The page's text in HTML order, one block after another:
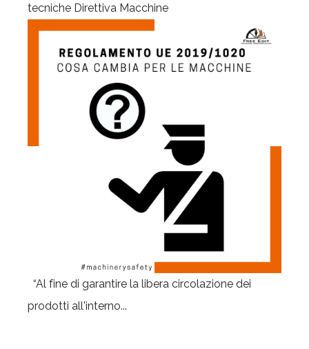
tecniche Direttiva Macchine
“Al fine di garantire la libera circolazione dei
prodotti all'interno...